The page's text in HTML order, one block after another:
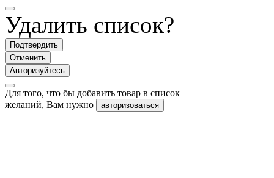
Удалить список?
Подтвердить
Отменить
Авторизуйтесь
Для того, что бы добавить товар в список
желаний, Вам нужно
авторизоваться